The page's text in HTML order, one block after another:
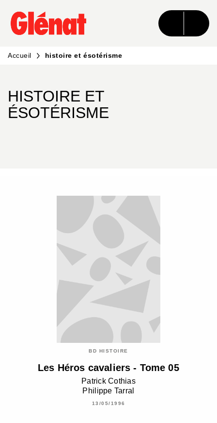
MENU RECHERCHE CONTENU
PIED DE PAGE
Accueil histoire et ésotérisme
HISTOIRE ET
ÉSOTÉRISME
BD HISTOIRE
Les Héros cavaliers - Tome 05
Patrick Cothias
Philippe Tarral
13/05/1996